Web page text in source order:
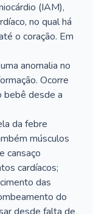
(IAM),
no qual há
o coração. Em
anomalia no
Ocorre
bebê desde a
da febre
músculos
cansaço
cardíacos;
das
do